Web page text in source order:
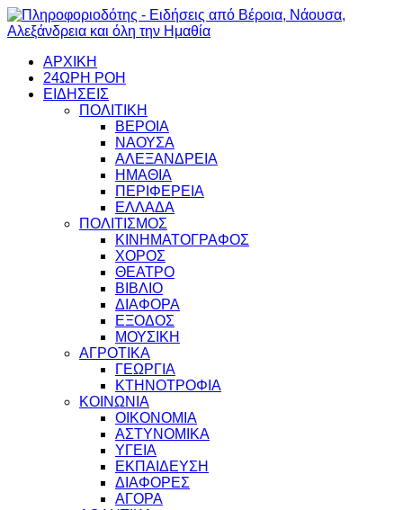
ΑΡΧΙΚΗ
24ΩΡΗ ΡΟΗ
ΕΙΔΗΣΕΙΣ
ΠΟΛΙΤΙΚΗ
ΒΕΡΟΙΑ
ΝΑΟΥΣΑ
ΑΛΕΞΑΝΔΡΕΙΑ
ΗΜΑΘΙΑ
ΠΕΡΙΦΕΡΕΙΑ
ΕΛΛΑΔΑ
ΠΟΛΙΤΙΣΜΟΣ
ΚΙΝΗΜΑΤΟΓΡΑΦΟΣ
ΧΟΡΟΣ
ΘΕΑΤΡΟ
ΒΙΒΛΙΟ
ΔΙΑΦΟΡΑ
ΕΞΟΔΟΣ
ΜΟΥΣΙΚΗ
ΑΓΡΟΤΙΚΑ
ΓΕΩΡΓΙΑ
ΚΤΗΝΟΤΡΟΦΙΑ
ΚΟΙΝΩΝΙΑ
ΟΙΚΟΝΟΜΙΑ
ΑΣΤΥΝΟΜΙΚΑ
ΥΓΕΙΑ
ΕΚΠΑΙΔΕΥΣΗ
ΔΙΑΦΟΡΕΣ
ΑΓΟΡΑ